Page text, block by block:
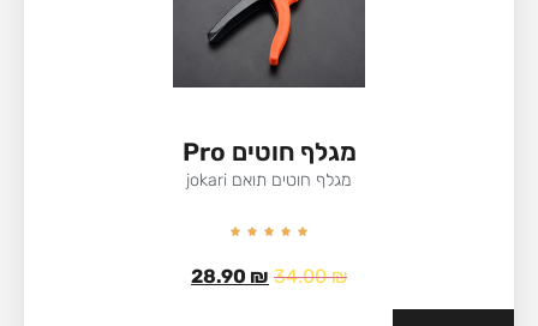
מגלף חוטים Pro
מגלף חוטים תואם jokari
34.00₪
28.90 ₪